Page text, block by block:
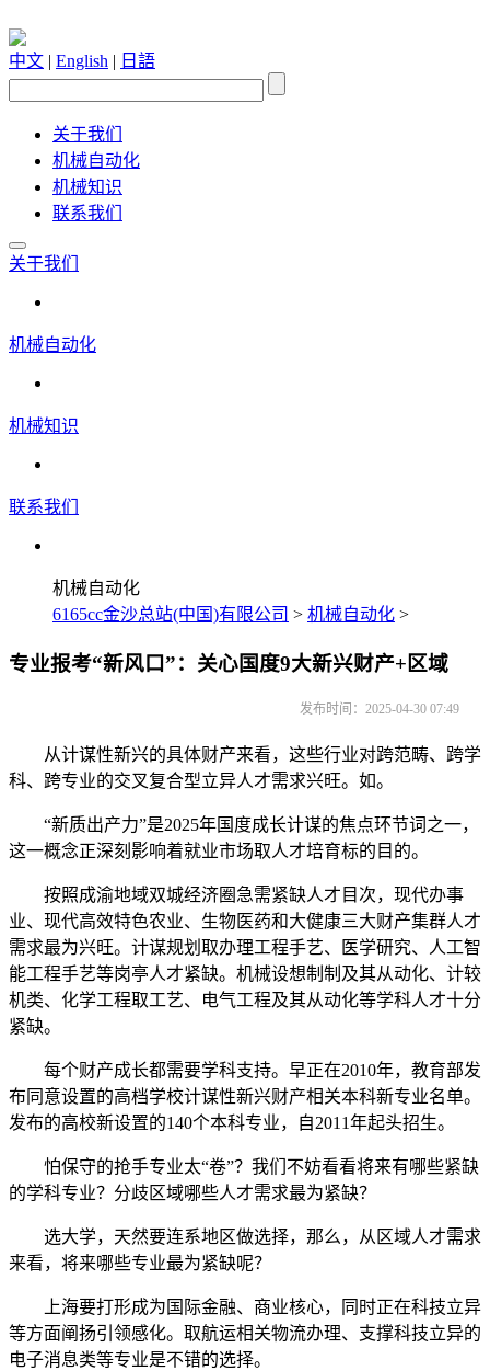
中文 | English | 日語
关于我们
机械自动化
机械知识
联系我们
关于我们
机械自动化
机械知识
联系我们
机械自动化
6165cc金沙总站(中国)有限公司 > 机械自动化 >
专业报考“新风口”：关心国度9大新兴财产+区域
发布时间：2025-04-30 07:49
从计谋性新兴的具体财产来看，这些行业对跨范畴、跨学
科、跨专业的交叉复合型立异人才需求兴旺。如。
“新质出产力”是2025年国度成长计谋的焦点环节词之一，
这一概念正深刻影响着就业市场取人才培育标的目的。
按照成渝地域双城经济圈急需紧缺人才目次，现代办事
业、现代高效特色农业、生物医药和大健康三大财产集群人才
需求最为兴旺。计谋规划取办理工程手艺、医学研究、人工智
能工程手艺等岗亭人才紧缺。机械设想制制及其从动化、计较
机类、化学工程取工艺、电气工程及其从动化等学科人才十分
紧缺。
每个财产成长都需要学科支持。早正在2010年，教育部发
布同意设置的高档学校计谋性新兴财产相关本科新专业名单。
发布的高校新设置的140个本科专业，自2011年起头招生。
怕保守的抢手专业太“卷”？我们不妨看看将来有哪些紧缺
的学科专业？分歧区域哪些人才需求最为紧缺？
选大学，天然要连系地区做选择，那么，从区域人才需求
来看，将来哪些专业最为紧缺呢？
上海要打形成为国际金融、商业核心，同时正在科技立异
等方面阐扬引领感化。取航运相关物流办理、支撑科技立异的
电子消息类等专业是不错的选择。